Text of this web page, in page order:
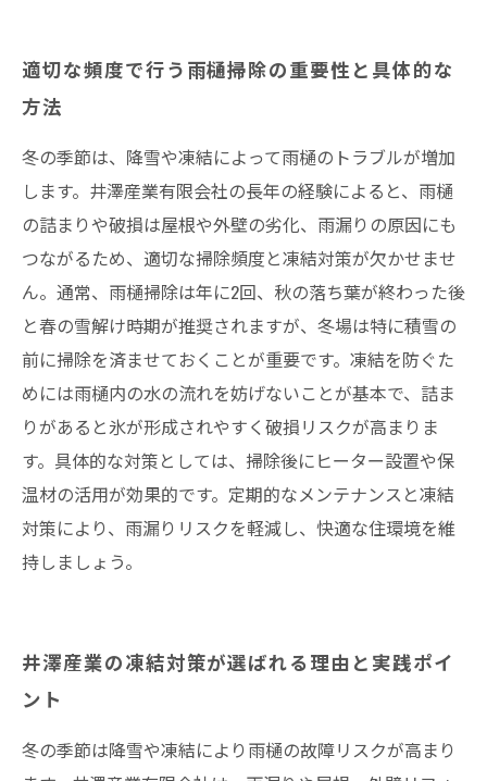
適切な頻度で行う雨樋掃除の重要性と具体的な
方法
冬の季節は、降雪や凍結によって雨樋のトラブルが増加
します。井澤産業有限会社の長年の経験によると、雨樋
の詰まりや破損は屋根や外壁の劣化、雨漏りの原因にも
つながるため、適切な掃除頻度と凍結対策が欠かせませ
ん。通常、雨樋掃除は年に2回、秋の落ち葉が終わった後
と春の雪解け時期が推奨されますが、冬場は特に積雪の
前に掃除を済ませておくことが重要です。凍結を防ぐた
めには雨樋内の水の流れを妨げないことが基本で、詰ま
りがあると氷が形成されやすく破損リスクが高まりま
す。具体的な対策としては、掃除後にヒーター設置や保
温材の活用が効果的です。定期的なメンテナンスと凍結
対策により、雨漏りリスクを軽減し、快適な住環境を維
持しましょう。
井澤産業の凍結対策が選ばれる理由と実践ポイ
ント
冬の季節は降雪や凍結により雨樋の故障リスクが高まり